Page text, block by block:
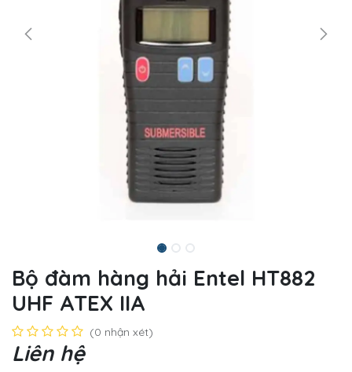
Bộ đàm hàng hải Entel HT882
UHF ATEX IIA
(0 nhận xét)
Liên hệ